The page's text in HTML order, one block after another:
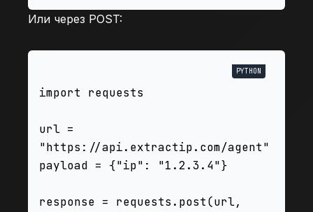
Или через POST:
import requests
url =
"https://api.extractip.com/agent"
payload = {"ip": "1.2.3.4"}
response = requests.post(url,